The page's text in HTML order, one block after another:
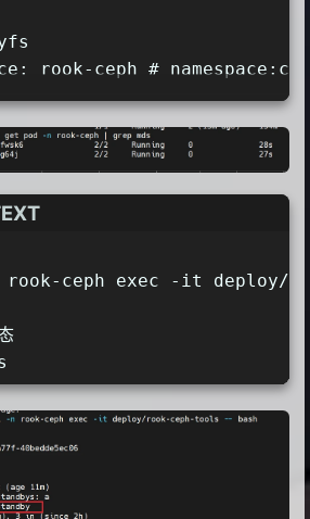
rook-ceph #
3            # 元数据副本数
true
replicated
host
3             # 存储数据的
true
ceph exec -it deploy/